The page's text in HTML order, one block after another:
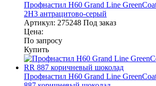
Профнастил Н60 Grand Line
2H3 антрацитово-серый
Артикул: 275248 Под заказ
Цена:
По запросу
Купить
Профнастил Н60 Grand Line